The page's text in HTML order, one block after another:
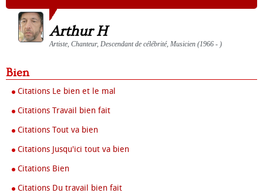
Arthur H
Artiste, Chanteur, Descendant de célébrité, Musicien (1966 - )
Bien
Citations Le bien et le mal
Citations Travail bien fait
Citations Tout va bien
Citations Jusqu'ici tout va bien
Citations Bien
Citations Du travail bien fait